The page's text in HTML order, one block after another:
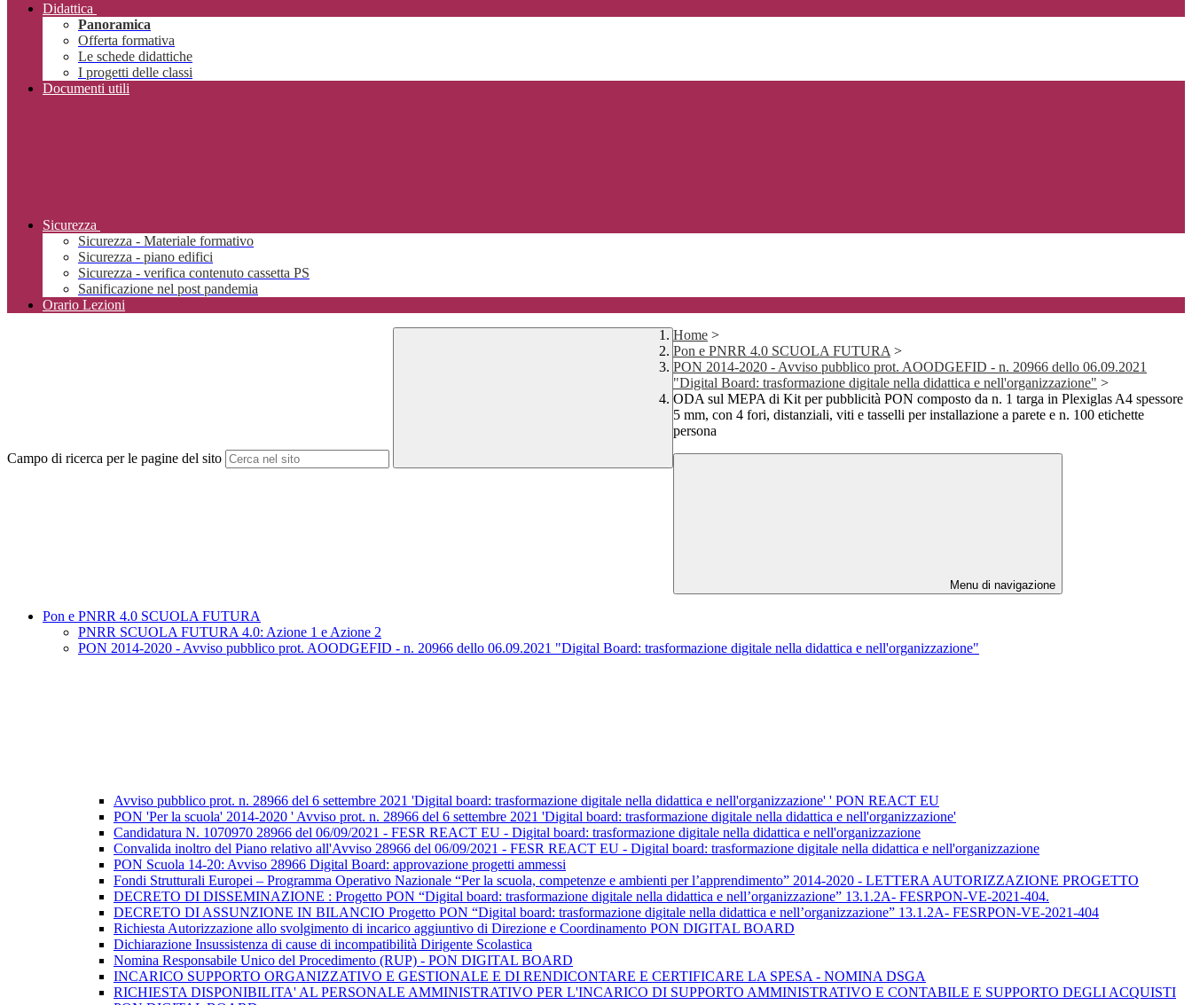
Didattica
Panoramica
Offerta formativa
Le schede didattiche
I progetti delle classi
Documenti utili
Sicurezza
Sicurezza - Materiale formativo
Sicurezza - piano edifici
Sicurezza - verifica contenuto cassetta PS
Sanificazione nel post pandemia
Orario Lezioni
Campo di ricerca per le pagine del sito
Home >
Pon e PNRR 4.0 SCUOLA FUTURA >
PON 2014-2020 - Avviso pubblico prot. AOODGEFID - n. 20966 dello 06.09.2021
"Digital Board: trasformazione digitale nella didattica e nell'organizzazione" >
ODA sul MEPA di Kit per pubblicità PON composto da n. 1 targa in Plexiglas A4 spessore
5 mm, con 4 fori, distanziali, viti e tasselli per installazione a parete e n. 100 etichette
persona
Menu di navigazione
Pon e PNRR 4.0 SCUOLA FUTURA
PNRR SCUOLA FUTURA 4.0: Azione 1 e Azione 2
PON 2014-2020 - Avviso pubblico prot. AOODGEFID - n. 20966 dello 06.09.2021 "Digital Board: trasformazione digitale nella didattica e nell'organizzazione"
Avviso pubblico prot. n. 28966 del 6 settembre 2021 'Digital board: trasformazione digitale nella didattica e nell'organizzazione' ' PON REACT EU
PON 'Per la scuola' 2014-2020 ' Avviso prot. n. 28966 del 6 settembre 2021 'Digital board: trasformazione digitale nella didattica e nell'organizzazione'
Candidatura N. 1070970 28966 del 06/09/2021 - FESR REACT EU - Digital board: trasformazione digitale nella didattica e nell'organizzazione
Convalida inoltro del Piano relativo all'Avviso 28966 del 06/09/2021 - FESR REACT EU - Digital board: trasformazione digitale nella didattica e nell'organizzazione
PON Scuola 14-20: Avviso 28966 Digital Board: approvazione progetti ammessi
Fondi Strutturali Europei – Programma Operativo Nazionale “Per la scuola, competenze e ambienti per l’apprendimento” 2014-2020 - LETTERA AUTORIZZAZIONE PROGETTO
DECRETO DI DISSEMINAZIONE : Progetto PON “Digital board: trasformazione digitale nella didattica e nell’organizzazione” 13.1.2A- FESRPON-VE-2021-404.
DECRETO DI ASSUNZIONE IN BILANCIO Progetto PON “Digital board: trasformazione digitale nella didattica e nell’organizzazione” 13.1.2A- FESRPON-VE-2021-404
Richiesta Autorizzazione allo svolgimento di incarico aggiuntivo di Direzione e Coordinamento PON DIGITAL BOARD
Dichiarazione Insussistenza di cause di incompatibilità Dirigente Scolastica
Nomina Responsabile Unico del Procedimento (RUP) - PON DIGITAL BOARD
INCARICO SUPPORTO ORGANIZZATIVO E GESTIONALE E DI RENDICONTARE E CERTIFICARE LA SPESA - NOMINA DSGA
RICHIESTA DISPONIBILITA' AL PERSONALE AMMINISTRATIVO PER L'INCARICO DI SUPPORTO AMMINISTRATIVO E CONTABILE E SUPPORTO DEGLI ACQUISTI